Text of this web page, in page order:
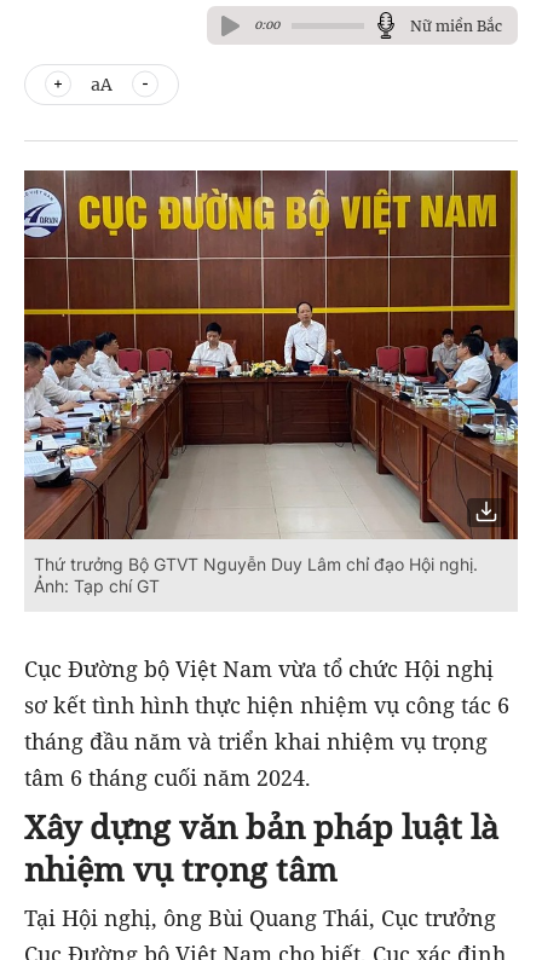
0:00 Nữ miền Bắc
aA
Thứ trưởng Bộ GTVT Nguyễn Duy Lâm chỉ đạo Hội nghị.
Ảnh: Tạp chí GT
Cục Đường bộ Việt Nam vừa tổ chức Hội nghị
sơ kết tình hình thực hiện nhiệm vụ công tác 6
tháng đầu năm và triển khai nhiệm vụ trọng
tâm 6 tháng cuối năm 2024.
Xây dựng văn bản pháp luật là
nhiệm vụ trọng tâm
Tại Hội nghị, ông Bùi Quang Thái, Cục trưởng
Cục Đường bộ Việt Nam cho biết, Cục xác định